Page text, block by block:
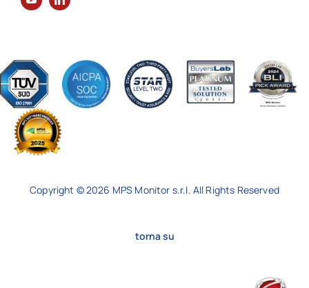
Copyright © 2026 MPS Monitor s.r.l. All Rights Reserved
torna su